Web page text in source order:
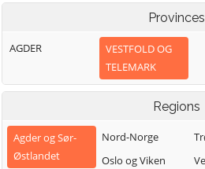
Provinces
AGDER
VESTFOLD OG
TELEMARK
Regions
Agder og Sør-
Østlandet
Nord-Norge
Oslo og Viken